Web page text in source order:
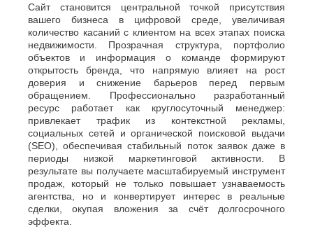
Сайт становится центральной точкой присутствия
вашего бизнеса в цифровой среде, увеличивая
количество касаний с клиентом на всех этапах поиска
недвижимости. Прозрачная структура, портфолио
объектов и информация о команде формируют
открытость бренда, что напрямую влияет на рост
доверия и снижение барьеров перед первым
обращением. Профессионально разработанный
ресурс работает как круглосуточный менеджер:
привлекает трафик из контекстной рекламы,
социальных сетей и органической поисковой выдачи
(SEO), обеспечивая стабильный поток заявок даже в
периоды низкой маркетинговой активности. В
результате вы получаете масштабируемый инструмент
продаж, который не только повышает узнаваемость
агентства, но и конвертирует интерес в реальные
сделки, окупая вложения за счёт долгосрочного
эффекта.